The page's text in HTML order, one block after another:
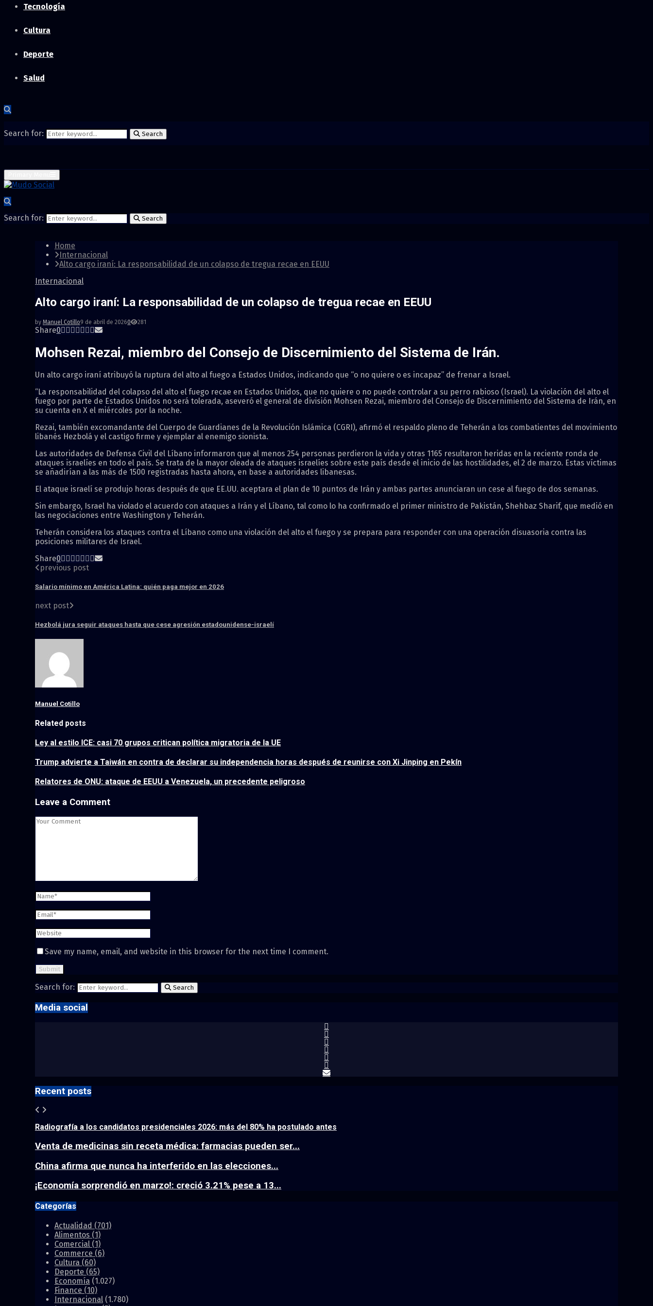
Tecnología
Cultura
Deporte
Salud
Search for: Search
Search for: Search
Home
Internacional
Alto cargo iraní: La responsabilidad de un colapso de tregua recae en EEUU
Internacional
Alto cargo iraní: La responsabilidad de un colapso de tregua recae en EEUU
by Manuel Cotillo9 de abril de 20260 281
Share0
Mohsen Rezai, miembro del Consejo de Discernimiento del Sistema de Irán.
Un alto cargo iraní atribuyó la ruptura del alto al fuego a Estados Unidos, indicando que “o no quiere o es incapaz” de frenar a Israel.
“La responsabilidad del colapso del alto el fuego recae en Estados Unidos, que no quiere o no puede controlar a su perro rabioso (Israel). La violación del alto el
fuego por parte de Estados Unidos no será tolerada, aseveró el general de división Mohsen Rezai, miembro del Consejo de Discernimiento del Sistema de Irán, en
su cuenta en X el miércoles por la noche.
Rezai, también excomandante del Cuerpo de Guardianes de la Revolución Islámica (CGRI), afirmó el respaldo pleno de Teherán a los combatientes del movimiento
libanés Hezbolá y el castigo firme y ejemplar al enemigo sionista.
Las autoridades de Defensa Civil del Líbano informaron que al menos 254 personas perdieron la vida y otras 1165 resultaron heridas en la reciente ronda de
ataques israelíes en todo el país. Se trata de la mayor oleada de ataques israelíes sobre este país desde el inicio de las hostilidades, el 2 de marzo. Estas víctimas
se añadirían a las más de 1500 registradas hasta ahora, en base a autoridades libanesas.
El ataque israelí se produjo horas después de que EE.UU. aceptara el plan de 10 puntos de Irán y ambas partes anunciaran un cese al fuego de dos semanas.
Sin embargo, Israel ha violado el acuerdo con ataques a Irán y el Líbano, tal como lo ha confirmado el primer ministro de Pakistán, Shehbaz Sharif, que medió en
las negociaciones entre Washington y Teherán.
Teherán considera los ataques contra el Líbano como una violación del alto el fuego y se prepara para responder con una operación disuasoria contra las
posiciones militares de Israel.
Share0
previous post
Salario mínimo en América Latina: quién paga mejor en 2026
next post
Hezbolá jura seguir ataques hasta que cese agresión estadounidense-israelí
Manuel Cotillo
Related posts
Ley al estilo ICE: casi 70 grupos critican política migratoria de la UE
Trump advierte a Taiwán en contra de declarar su independencia horas después de reunirse con Xi Jinping en Pekín
Relatores de ONU: ataque de EEUU a Venezuela, un precedente peligroso
Leave a Comment
Save my name, email, and website in this browser for the next time I comment.
Search for: Search
Media social
Recent posts
Radiografía a los candidatos presidenciales 2026: más del 80% ha postulado antes
Venta de medicinas sin receta médica: farmacias pueden ser...
China afirma que nunca ha interferido en las elecciones...
¡Economía sorprendió en marzo!: creció 3.21% pese a 13...
Categorías
Actualidad (701)
Alimentos (1)
Comercial (1)
Commerce (6)
Cultura (60)
Deporte (65)
Economía (1.027)
Finance (10)
Internacional (1.780)